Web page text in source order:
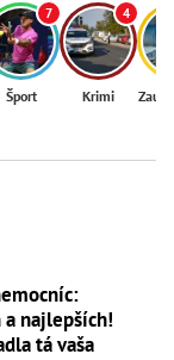
7
Šport
4
Krimi
a najlepších!
tá vaša